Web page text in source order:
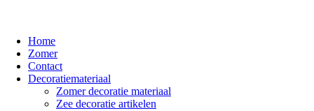
Home
Zomer
Contact
Decoratiemateriaal
Zomer decoratie materiaal
Zee decoratie artikelen